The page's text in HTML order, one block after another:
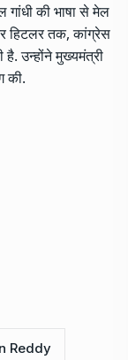
गांधी की भाषा से मेल
हिटलर तक, कांग्रेस
है. उन्होंने मुख्यमंत्री
की.
Reddy